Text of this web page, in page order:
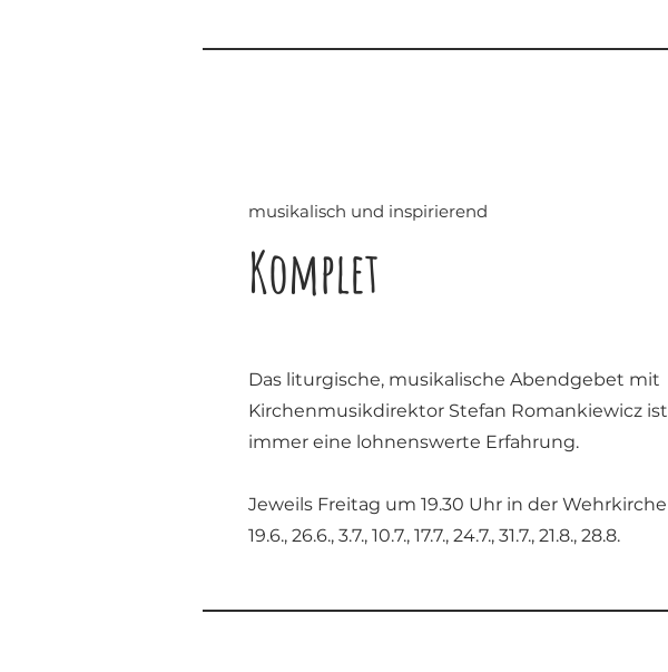
musikalisch und inspirierend
Komplet
Das liturgische, musikalische Abendgebet mit
Kirchenmusikdirektor Stefan Romankiewicz ist
immer eine lohnenswerte Erfahrung.
Jeweils Freitag um 19.30 Uhr in der Wehrkirche
19.6., 26.6., 3.7., 10.7., 17.7., 24.7., 31.7., 21.8., 28.8.